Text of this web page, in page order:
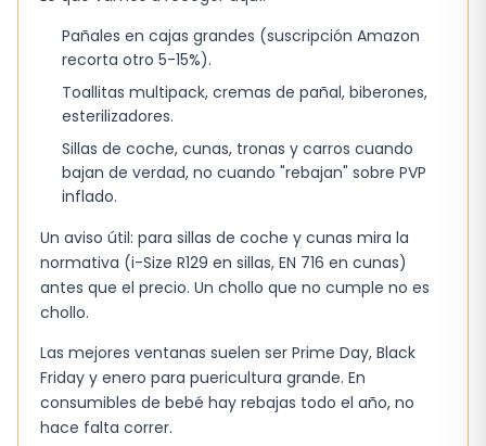
Pañales en cajas grandes (suscripción Amazon
recorta otro 5-15%).
Toallitas multipack, cremas de pañal, biberones,
esterilizadores.
Sillas de coche, cunas, tronas y carros cuando
bajan de verdad, no cuando "rebajan" sobre PVP
inflado.
Un aviso útil: para sillas de coche y cunas mira la
normativa (i-Size R129 en sillas, EN 716 en cunas)
antes que el precio. Un chollo que no cumple no es
chollo.
Las mejores ventanas suelen ser Prime Day, Black
Friday y enero para puericultura grande. En
consumibles de bebé hay rebajas todo el año, no
hace falta correr.